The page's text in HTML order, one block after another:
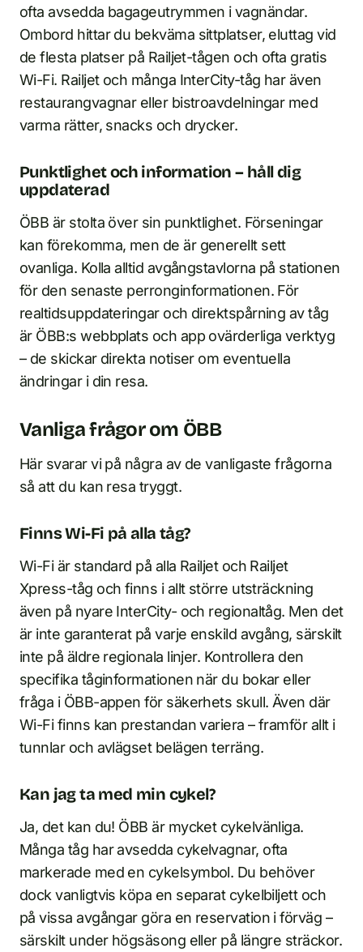
ofta avsedda bagageutrymmen i vagnändar.
Ombord hittar du bekväma sittplatser, eluttag vid
de flesta platser på Railjet-tågen och ofta gratis
Wi-Fi. Railjet och många InterCity-tåg har även
restaurangvagnar eller bistroavdelningar med
varma rätter, snacks och drycker.
Punktlighet och information – håll dig
uppdaterad
ÖBB är stolta över sin punktlighet. Förseningar
kan förekomma, men de är generellt sett
ovanliga. Kolla alltid avgångstavlorna på stationen
för den senaste perronginfo­rmationen. För
realtidsuppdateringar och direktspårning av tåg
är ÖBB:s webbplats och app ovärderliga verktyg
– de skickar direkta notiser om eventuella
ändringar i din resa.
Vanliga frågor om ÖBB
Här svarar vi på några av de vanligaste frågorna
så att du kan resa tryggt.
Finns Wi-Fi på alla tåg?
Wi-Fi är standard på alla Railjet och Railjet
Xpress-tåg och finns i allt större utsträckning
även på nyare InterCity- och regionaltåg. Men det
är inte garanterat på varje enskild avgång, särskilt
inte på äldre regionala linjer. Kontrollera den
specifika tåginformationen när du bokar eller
fråga i ÖBB-appen för säkerhets skull. Även där
Wi-Fi finns kan prestandan variera – framför allt i
tunnlar och avlägset belägen terräng.
Kan jag ta med min cykel?
Ja, det kan du! ÖBB är mycket cykelvänliga.
Många tåg har avsedda cykelvagnar, ofta
markerade med en cykelsymbol. Du behöver
dock vanligtvis köpa en separat cykel­biljett och
på vissa avgångar göra en reservation i förväg –
särskilt under högsäsong eller på längre sträckor.